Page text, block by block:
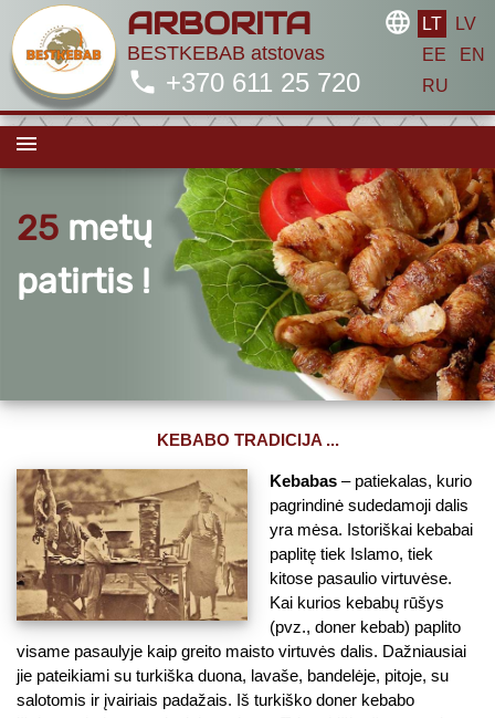
ARBORITA
BESTKEBAB atstovas
language LT
LV
EE
EN
RU
phone +370 611 25 720
menu
25 metų
patirtis !
KEBABO TRADICIJA ...
Kebabas – patiekalas, kurio
pagrindinė sudedamoji dalis
yra mėsa. Istoriškai kebabai
paplitę tiek Islamo, tiek
kitose pasaulio virtuvėse.
Kai kurios kebabų rūšys
(pvz., doner kebab) paplito
visame pasaulyje kaip greito maisto virtuvės dalis. Dažniausiai
jie pateikiami su turkiška duona, lavaše, bandelėje, pitoje, su
salotomis ir įvairiais padažais. Iš turkiško doner kebabo